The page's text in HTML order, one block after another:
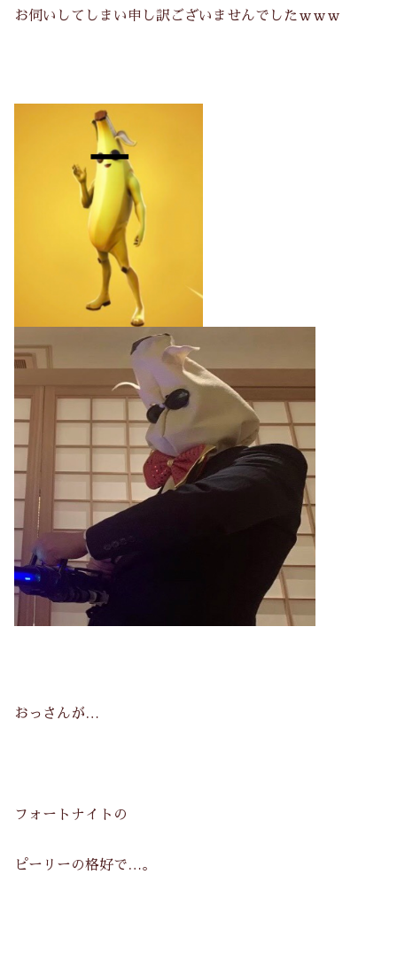
お伺いしてしまい申し訳ございませんでしたｗｗｗ
おっさんが…
フォートナイトの
ピーリーの格好で…。